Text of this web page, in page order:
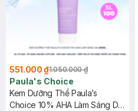
551.000 ₫1.050.000 ₫
Paula's Choice
Kem Dưỡng Thể Paula’s
Choice 10% AHA Làm Sáng Da